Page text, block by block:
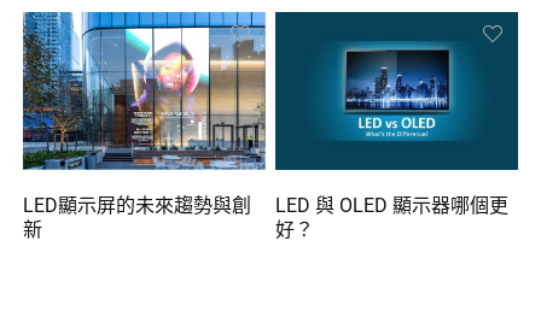
LED顯示屏的未來趨勢與創
新
LED 與 OLED 顯示器哪個更
好？